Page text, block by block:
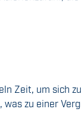
Zeit, um sich
zu einer